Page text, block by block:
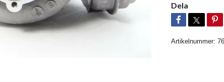
Dela
Artikelnummer: